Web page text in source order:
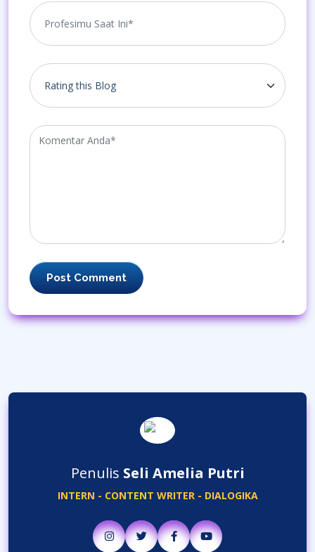
Post Comment
Penulis Seli Amelia Putri
INTERN - CONTENT WRITER - DIALOGIKA